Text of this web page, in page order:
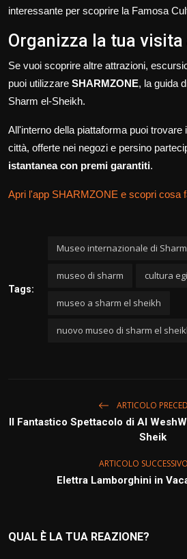
interessante per scoprire la Famosa
Organizza la tua visita
Se vuoi scoprire altre attrazioni,
puoi utilizzare SHARMZONE, la guida
Sharm el-Sheikh.
All'interno della piattaforma puoi trovare
città, offerte nei negozi e persino
istantanea con premi garantiti.
Apri l'app SHARMZONE e scopri cosa
Tags:
Museo internazionale di
museo di sharm cultura
museo a sharm el sheikh
nuovo museo di sharm el
ARTICOLO
Il Fantastico Spettacolo di Al
Sheik
ARTICOLO SUCCESSIVO
Elettra Lamborghini in
QUAL È LA TUA REAZIONE?